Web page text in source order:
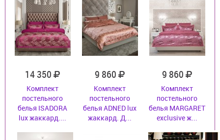
14 350
Комплект
постельного
белья ISADORA
lux жаккард....
9 860
Комплект
постельного
белья ADNED lux
жаккард. Д...
9 860
Комплект
постельного
белья MARGARET
exclusive ж...